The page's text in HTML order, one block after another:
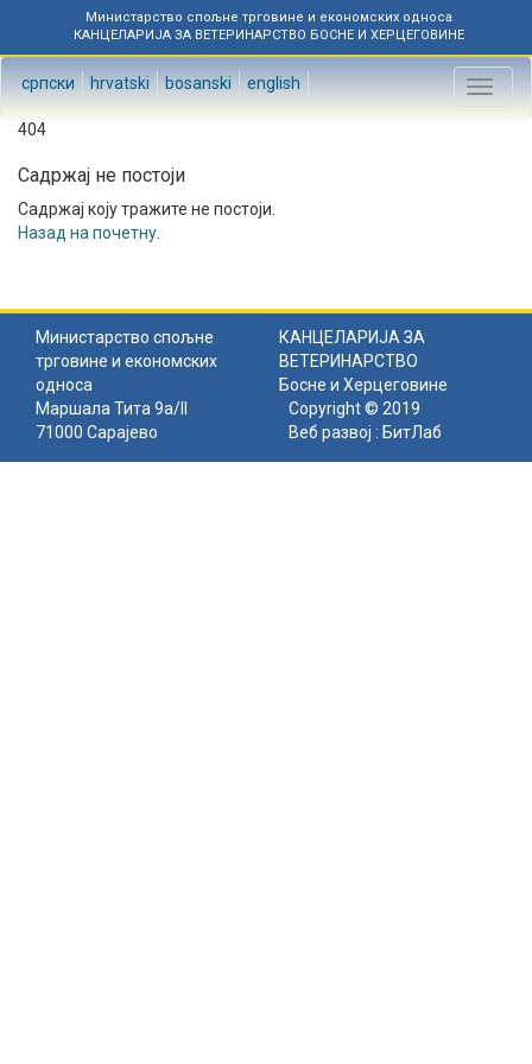
Министарство спољне трговине и економских односа
КАНЦЕЛАРИЈА ЗА ВЕТЕРИНАРСТВО БОСНЕ И ХЕРЦЕГОВИНЕ
српски hrvatski bosanski english
Toggle
404
Садржај не постоји
Садржај коју тражите не постоји.
Назад на почетну
Министарство спољне
трговине и економских
односа
КАНЦЕЛАРИЈА ЗА
ВЕТЕРИНАРСТВО
Босне и Херцеговине
Маршала Тита 9а/II
71000 Сарајево
Copyright © 2019
Веб развој : БитЛаб